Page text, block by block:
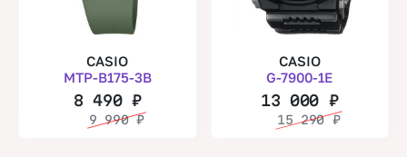
CASIO
MTP-B175-3B
8 490 ₽
9 990₽
CASIO
G-7900-1E
13 000 ₽
15 290₽